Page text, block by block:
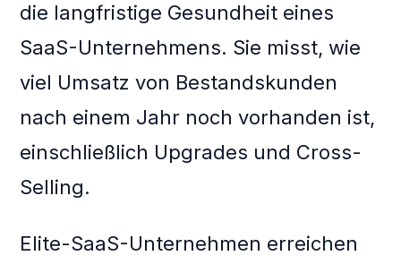
die langfristige Gesundheit eines
SaaS-Unternehmens. Sie misst, wie
viel Umsatz von Bestandskunden
nach einem Jahr noch vorhanden ist,
einschließlich Upgrades und Cross-
Selling.
Elite-SaaS-Unternehmen erreichen